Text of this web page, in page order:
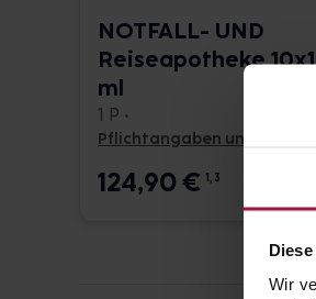
Wir
NOTFALL- UND
Reiseapotheke
ml
1 P •
Pflichtangaben und Details
124,90€ 1, 3